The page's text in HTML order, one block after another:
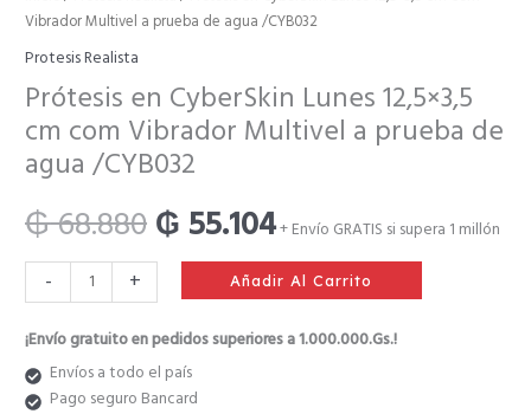
Vibrador Multivel a prueba de agua /CYB032
Protesis Realista
Prótesis en CyberSkin Lunes 12,5×3,5
cm com Vibrador Multivel a prueba de
agua /CYB032
₲68.880
El
original
era:
₲ 68.880.
₲ 55.104
El
actual
₲ 55.104.
+ Envío GRATIS si supera 1 millón
-
en
CyberSkin
12,5x3,5
cm
Vibrador
Multivel
a
prueba
agua
/CYB032
cantidad
+ Añadir Al Carrito
¡Envío gratuito en pedidos superiores a 1.000.000.Gs.!
Envíos a todo el país
Pago seguro Bancard